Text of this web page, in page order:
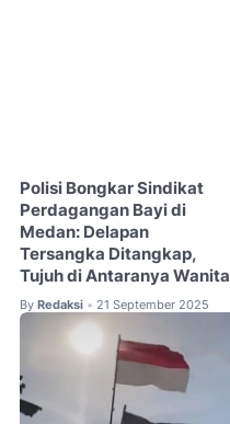
Polisi Bongkar Sindikat
Perdagangan Bayi di
Medan: Delapan
Tersangka Ditangkap,
Tujuh di Antaranya Wanita
By Redaksi • 21 September 2025